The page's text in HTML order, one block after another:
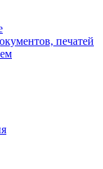
печатей